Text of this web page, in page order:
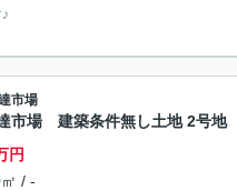
市場
市場 建築条件無し土地 2号地
円
/ -